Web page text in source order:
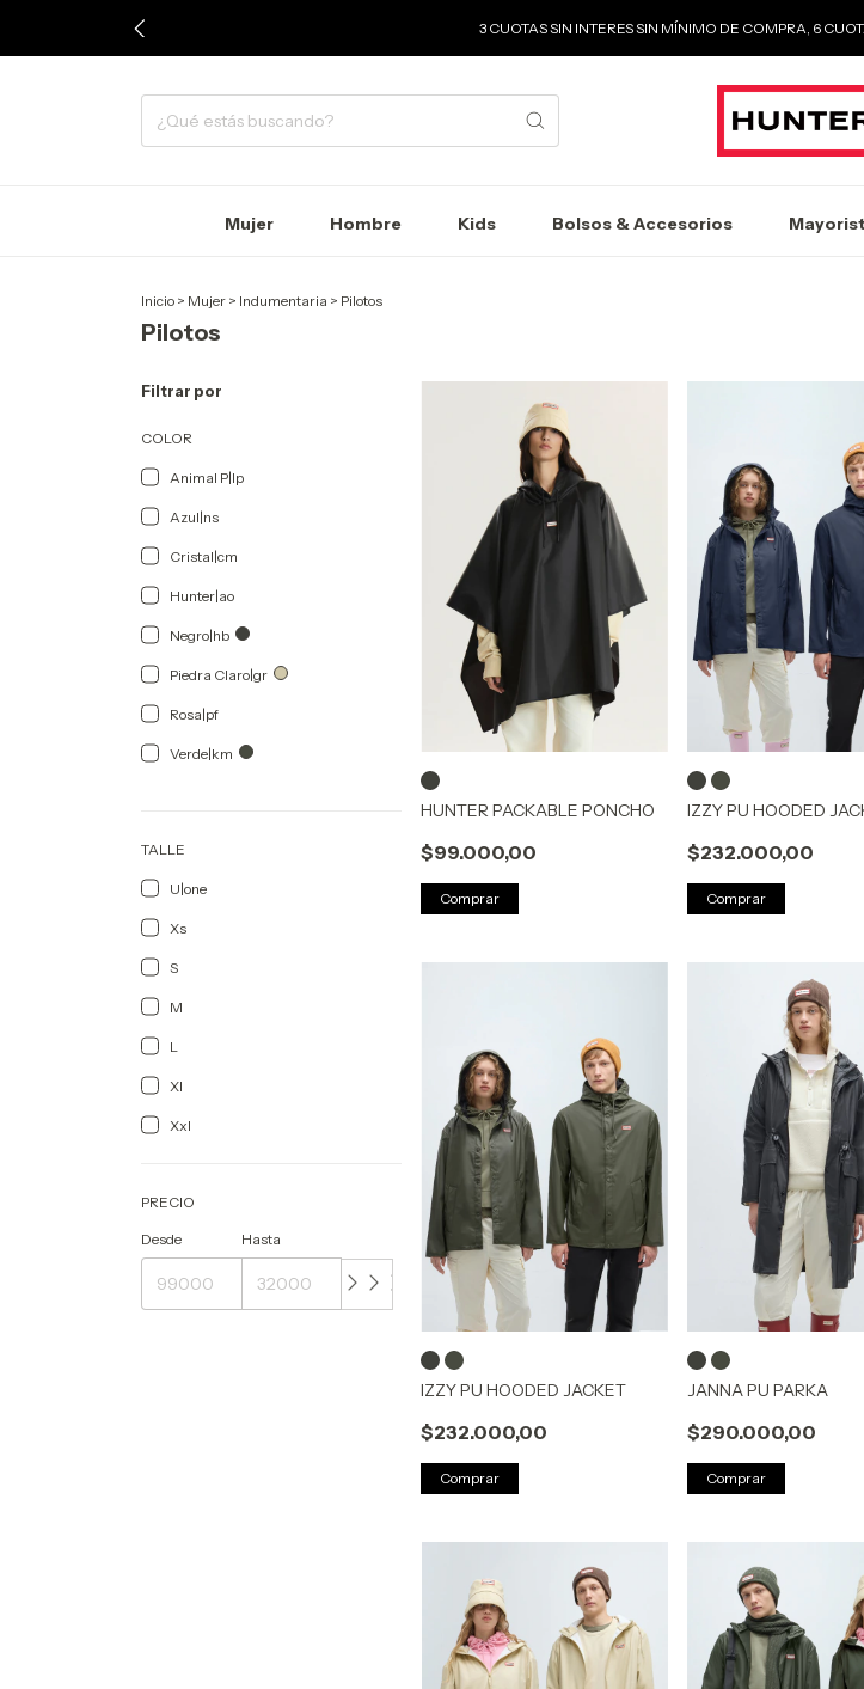
3 CUOTAS SIN INTERES SIN MÍNIMO DE COMPRA, 6
Mujer Hombre Kids Bolsos & Accesorios
Inicio > Mujer > Indumentaria > Pilotos
Pilotos
Filtrar por
COLOR
Animal P|lp
Azul|ns
Cristal|cm
Hunter|ao
Negro|hb
Piedra Claro|gr
Rosa|pf
Verde|km
TALLE
U|one
Xs
S
M
L
Xl
Xxl
PRECIO
Desde Hasta
HUNTER PACKABLE PONCHO
$99.000,00
Comprar
IZZY PU HOODED
$232.000,00
Comprar
IZZY PU HOODED JACKET
$232.000,00
Comprar
JANNA PU PARKA
$290.000,00
Comprar